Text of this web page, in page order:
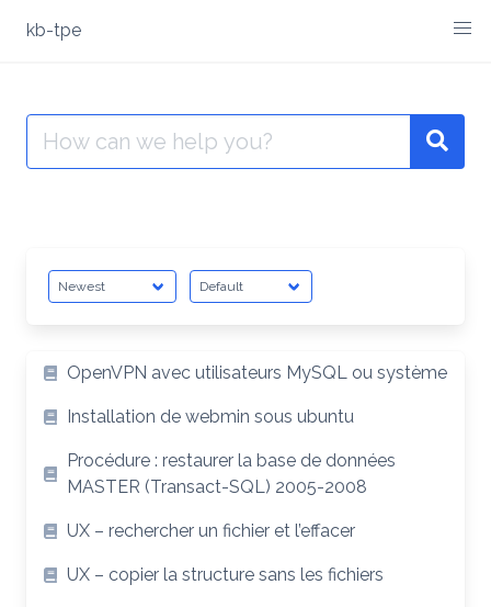
kb-tpe
Search
for:
ArticleOpenVPN avec utilisateurs MySQL ou système
Installation de webmin sous ubuntu
Procédure : restaurer la base de données
MASTER (Transact-SQL) 2005-2008
UX – rechercher un fichier et l’effacer
UX – copier la structure sans les fichiers